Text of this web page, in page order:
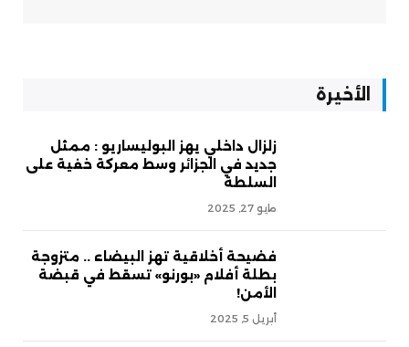
الأخيرة
زلزال داخلي يهز البوليساريو : ممثل
جديد في الجزائر وسط معركة خفية على
السلطة
مايو 27, 2025
فضيحة أخلاقية تهز البيضاء .. متزوجة
بطلة أفلام «بورنو» تسقط في قبضة
الأمن!
أبريل 5, 2025